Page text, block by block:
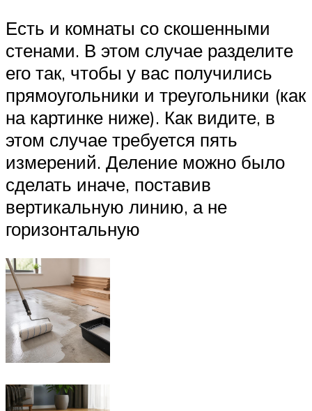
Есть и комнаты со скошенными
стенами. В этом случае разделите
его так, чтобы у вас получились
прямоугольники и треугольники (как
на картинке ниже). Как видите, в
этом случае требуется пять
измерений. Деление можно было
сделать иначе, поставив
вертикальную линию, а не
горизонтальную